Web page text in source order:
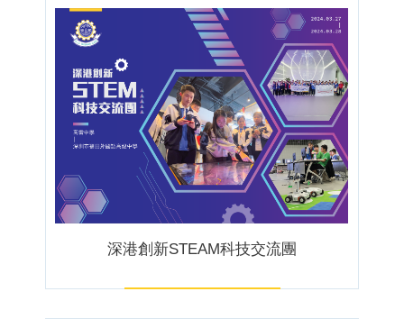
深港創新STEAM科技交流團